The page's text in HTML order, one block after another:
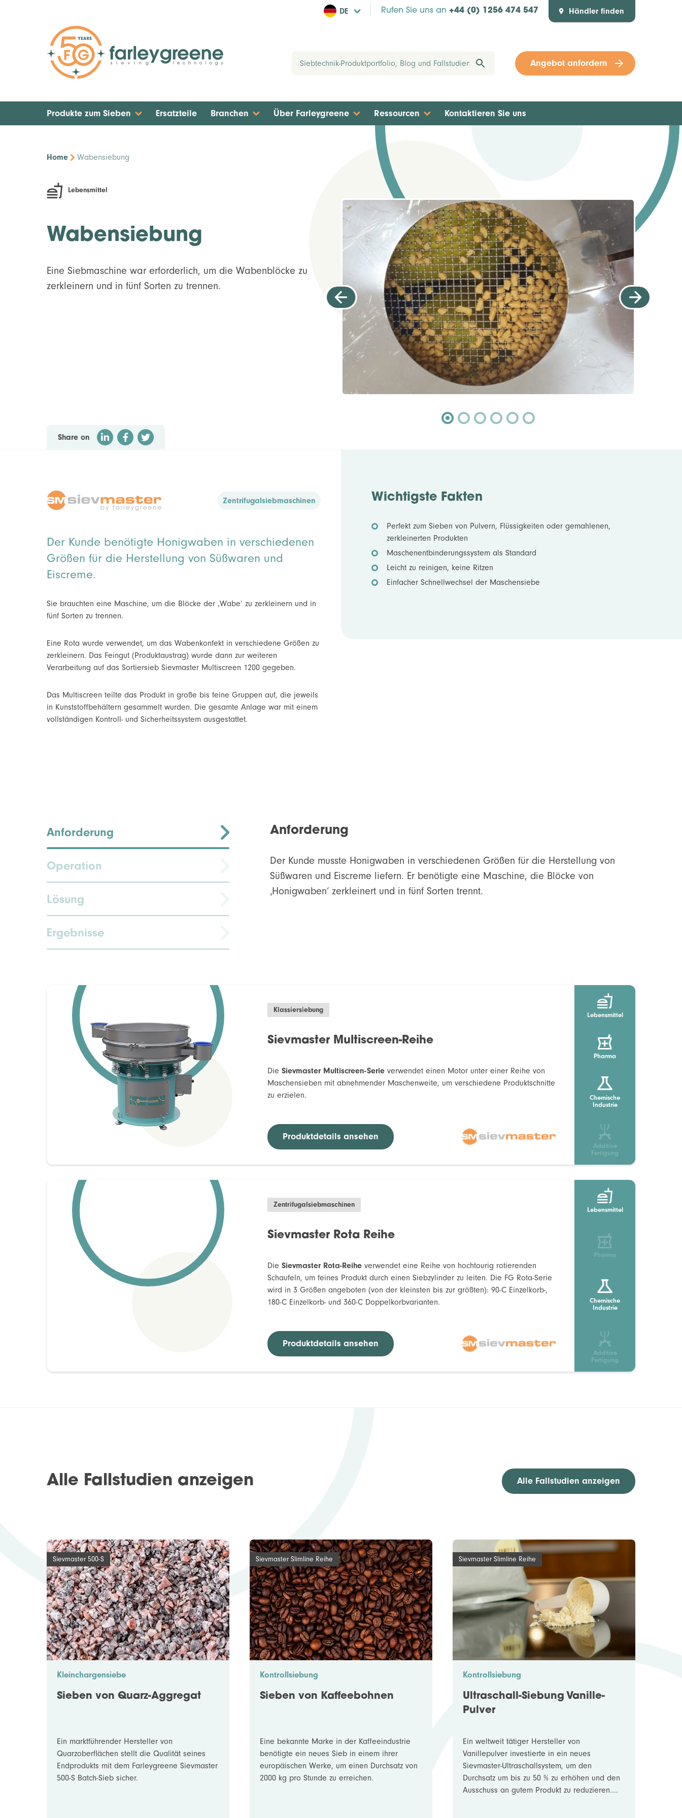
DE Rufen Sie uns an +44 (0) 1256 474 547 Händler finden
Angebot anfordern
Produkte zum Sieben Ersatzteile Branchen Über Farleygreene Ressourcen Kontaktieren Sie uns
Home Wabensiebung
Lebensmittel
Wabensiebung
Eine Siebmaschine war erforderlich, um die Wabenblöcke zu
zerkleinern und in fünf Sorten zu trennen.
Share on
Zentrifugalsiebmaschinen
Der Kunde benötigte Honigwaben in verschiedenen
Größen für die Herstellung von Süßwaren und
Eiscreme.
Sie brauchten eine Maschine, um die Blöcke der ‚Wabe‘ zu zerkleinern und in
fünf Sorten zu trennen.
Eine Rota wurde verwendet, um das Wabenkonfekt in verschiedene Größen zu
zerkleinern. Das Feingut (Produktaustrag) wurde dann zur weiteren
Verarbeitung auf das Sortiersieb Sievmaster Multiscreen 1200 gegeben.
Das Multiscreen teilte das Produkt in große bis feine Gruppen auf, die jeweils
in Kunststoffbehältern gesammelt wurden. Die gesamte Anlage war mit einem
vollständigen Kontroll- und Sicherheitssystem ausgestattet.
Wichtigste Fakten
Perfekt zum Sieben von Pulvern, Flüssigkeiten oder gemahlenen,
zerkleinerten Produkten
Maschenentbinderungssystem als Standard
Leicht zu reinigen, keine Ritzen
Einfacher Schnellwechsel der Maschensiebe
Anforderung
Operation
Lösung
Ergebnisse
Anforderung
Der Kunde musste Honigwaben in verschiedenen Größen für die Herstellung von
Süßwaren und Eiscreme liefern. Er benötigte eine Maschine, die Blöcke von
‚Honigwaben‘ zerkleinert und in fünf Sorten trennt.
Klassiersiebung
Sievmaster Multiscreen-Reihe
Die Sievmaster Multiscreen-Serie verwendet einen Motor unter einer Reihe von
Maschensieben mit abnehmender Maschenweite, um verschiedene Produktschnitte
zu erzielen.
Produktdetails ansehen
Lebensmittel
Pharma
Chemische
Industrie
Additive
Fertigung
Zentrifugalsiebmaschinen
Sievmaster Rota Reihe
Die Sievmaster Rota-Reihe verwendet eine Reihe von hochtourig rotierenden
Schaufeln, um feines Produkt durch einen Siebzylinder zu leiten. Die FG Rota-Serie
wird in 3 Größen angeboten (von der kleinsten bis zur größten): 90-C Einzelkorb-,
180-C Einzelkorb- und 360-C Doppelkorbvarianten.
Produktdetails ansehen
Lebensmittel
Pharma
Chemische
Industrie
Additive
Fertigung
Alle Fallstudien anzeigen Alle Fallstudien anzeigen
Sievmaster 500-S
Kleinchargensiebe
Sieben von Quarz-Aggregat
Ein marktführender Hersteller von
Quarzoberflächen stellt die Qualität seines
Endprodukts mit dem Farleygreene Sievmaster
500-S Batch-Sieb sicher.
Sievmaster Slimline Reihe
Kontrollsiebung
Sieben von Kaffeebohnen
Eine bekannte Marke in der Kaffeeindustrie
benötigte ein neues Sieb in einem ihrer
europäischen Werke, um einen Durchsatz von
2000 kg pro Stunde zu erreichen.
Sievmaster Slimline Reihe
Kontrollsiebung
Ultraschall-Siebung Vanille-
Pulver
Ein weltweit tätiger Hersteller von
Vanillepulver investierte in ein neues
Sievmaster-Ultraschallsystem, um den
Durchsatz um bis zu 50 % zu erhöhen und den
Ausschuss an gutem Produkt zu reduzieren....